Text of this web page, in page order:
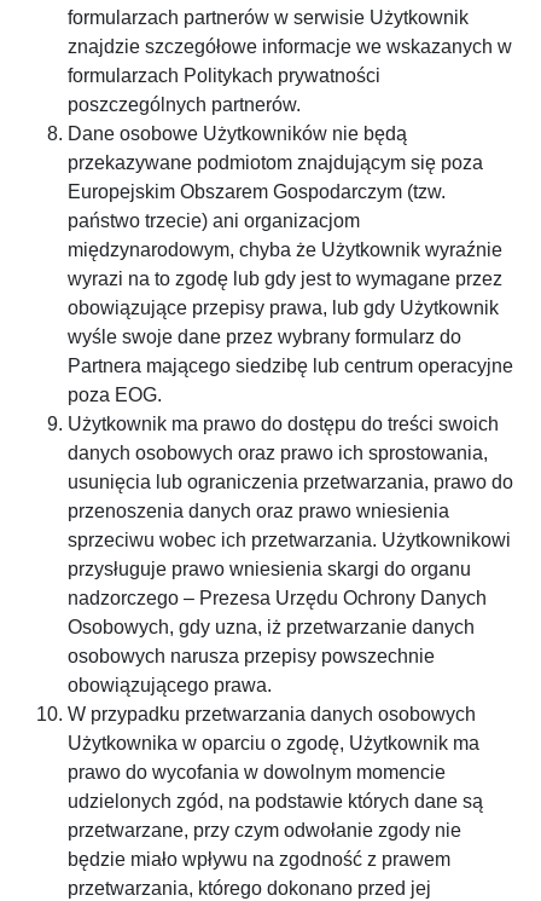
formularzach partnerów w serwisie Użytkownik
znajdzie szczegółowe informacje we wskazanych w
formularzach Politykach prywatności
poszczególnych partnerów.
Dane osobowe Użytkowników nie będą
przekazywane podmiotom znajdującym się poza
Europejskim Obszarem Gospodarczym (tzw.
państwo trzecie) ani organizacjom
międzynarodowym, chyba że Użytkownik wyraźnie
wyrazi na to zgodę lub gdy jest to wymagane przez
obowiązujące przepisy prawa, lub gdy Użytkownik
wyśle swoje dane przez wybrany formularz do
Partnera mającego siedzibę lub centrum operacyjne
poza EOG.
Użytkownik ma prawo do dostępu do treści swoich
danych osobowych oraz prawo ich sprostowania,
usunięcia lub ograniczenia przetwarzania, prawo do
przenoszenia danych oraz prawo wniesienia
sprzeciwu wobec ich przetwarzania. Użytkownikowi
przysługuje prawo wniesienia skargi do organu
nadzorczego – Prezesa Urzędu Ochrony Danych
Osobowych, gdy uzna, iż przetwarzanie danych
osobowych narusza przepisy powszechnie
obowiązującego prawa.
W przypadku przetwarzania danych osobowych
Użytkownika w oparciu o zgodę, Użytkownik ma
prawo do wycofania w dowolnym momencie
udzielonych zgód, na podstawie których dane są
przetwarzane, przy czym odwołanie zgody nie
będzie miało wpływu na zgodność z prawem
przetwarzania, którego dokonano przed jej